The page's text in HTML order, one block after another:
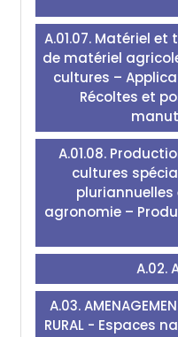
A.01.07. Matériel
de matériel
cultures –
Récoltes et
A.01.08.
cultures
pluriannuelles
agronomie –
A.02.
A.03.
RURAL - Espaces